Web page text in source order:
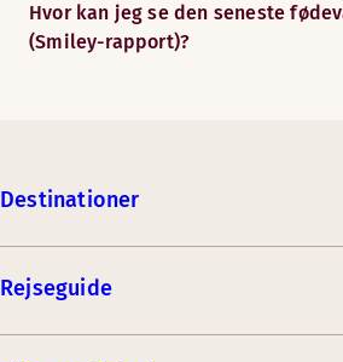
Hvor kan jeg se den seneste
(Smiley-rapport)?
Destinationer
Rejseguide